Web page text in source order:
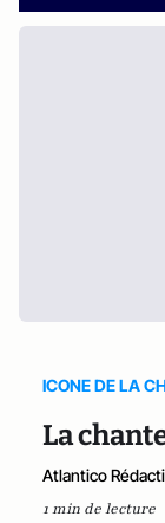
ICONE DE LA
La
Atlantico
1 min de lecture